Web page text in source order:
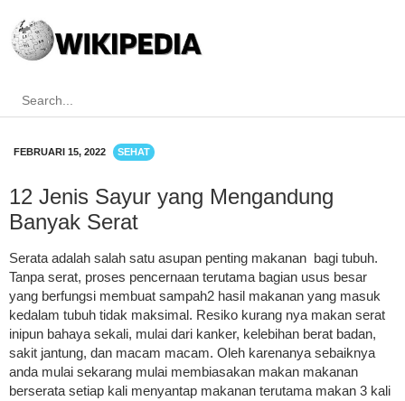
FEBRUARI 15, 2022 SEHAT
12 Jenis Sayur yang Mengandung
Banyak Serat
Serata adalah salah satu asupan penting makanan bagi tubuh.
Tanpa serat, proses pencernaan terutama bagian usus besar
yang berfungsi membuat sampah2 hasil makanan yang masuk
kedalam tubuh tidak maksimal. Resiko kurang nya makan serat
inipun bahaya sekali, mulai dari kanker, kelebihan berat badan,
sakit jantung, dan macam macam. Oleh karenanya sebaiknya
anda mulai sekarang mulai membiasakan makan makanan
berserata setiap kali menyantap makanan terutama makan 3 kali